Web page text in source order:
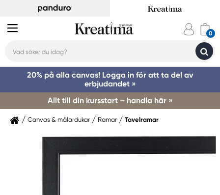
20% på alla canvas! Logga in för att ta del av
erbjudandet »
Allt till din kursstart – handla här »
Canvas & målardukar Ramar Tavelramar